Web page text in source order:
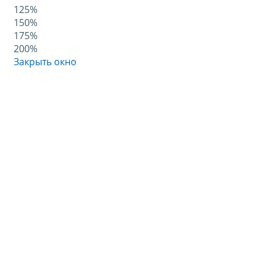
125%
150%
175%
200%
Закрыть окно